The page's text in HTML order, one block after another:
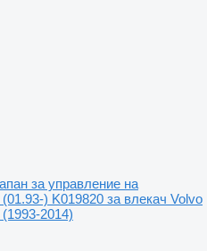
за управление на
) K019820 за влекач Volvo
2014)